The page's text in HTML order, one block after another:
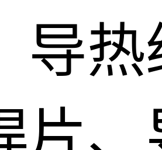
导
片